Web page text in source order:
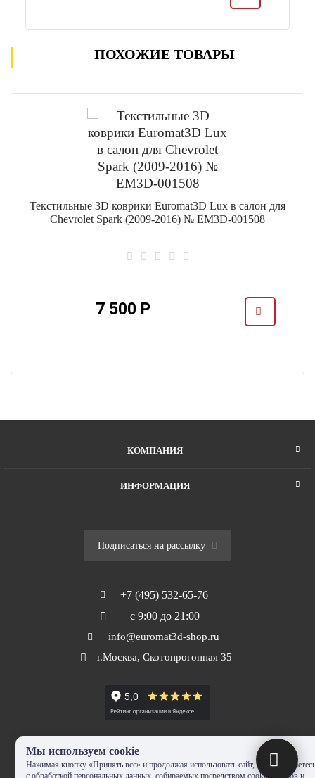
ПОХОЖИЕ ТОВАРЫ
Текстильные 3D коврики Euromat3D Lux в салон для
Chevrolet Spark (2009-2016) № EM3D-001508
7 500 Р
КОМПАНИЯ
ИНФОРМАЦИЯ
Подписаться на рассылку
+7 (495) 532-65-76
с 9:00 до 21:00
info@euromat3d-shop.ru
г.Москва, Скотопрогонная 35
Мы используем cookie
Нажимая кнопку «Принять все» и продолжая использовать сайт, Вы
с обработкой персональных данных, собираемых посредством cookie-файлов и